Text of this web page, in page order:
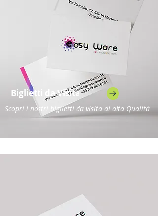
Biglietti da Visita
Scopri i nostri biglietti da visita di alta Qualità